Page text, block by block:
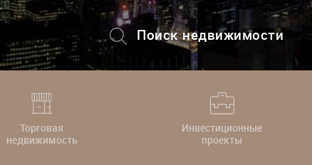
Поиск недвижимости
+7 (495) 228-82-08
Торговая
недвижимость
Инвестиционные
проекты